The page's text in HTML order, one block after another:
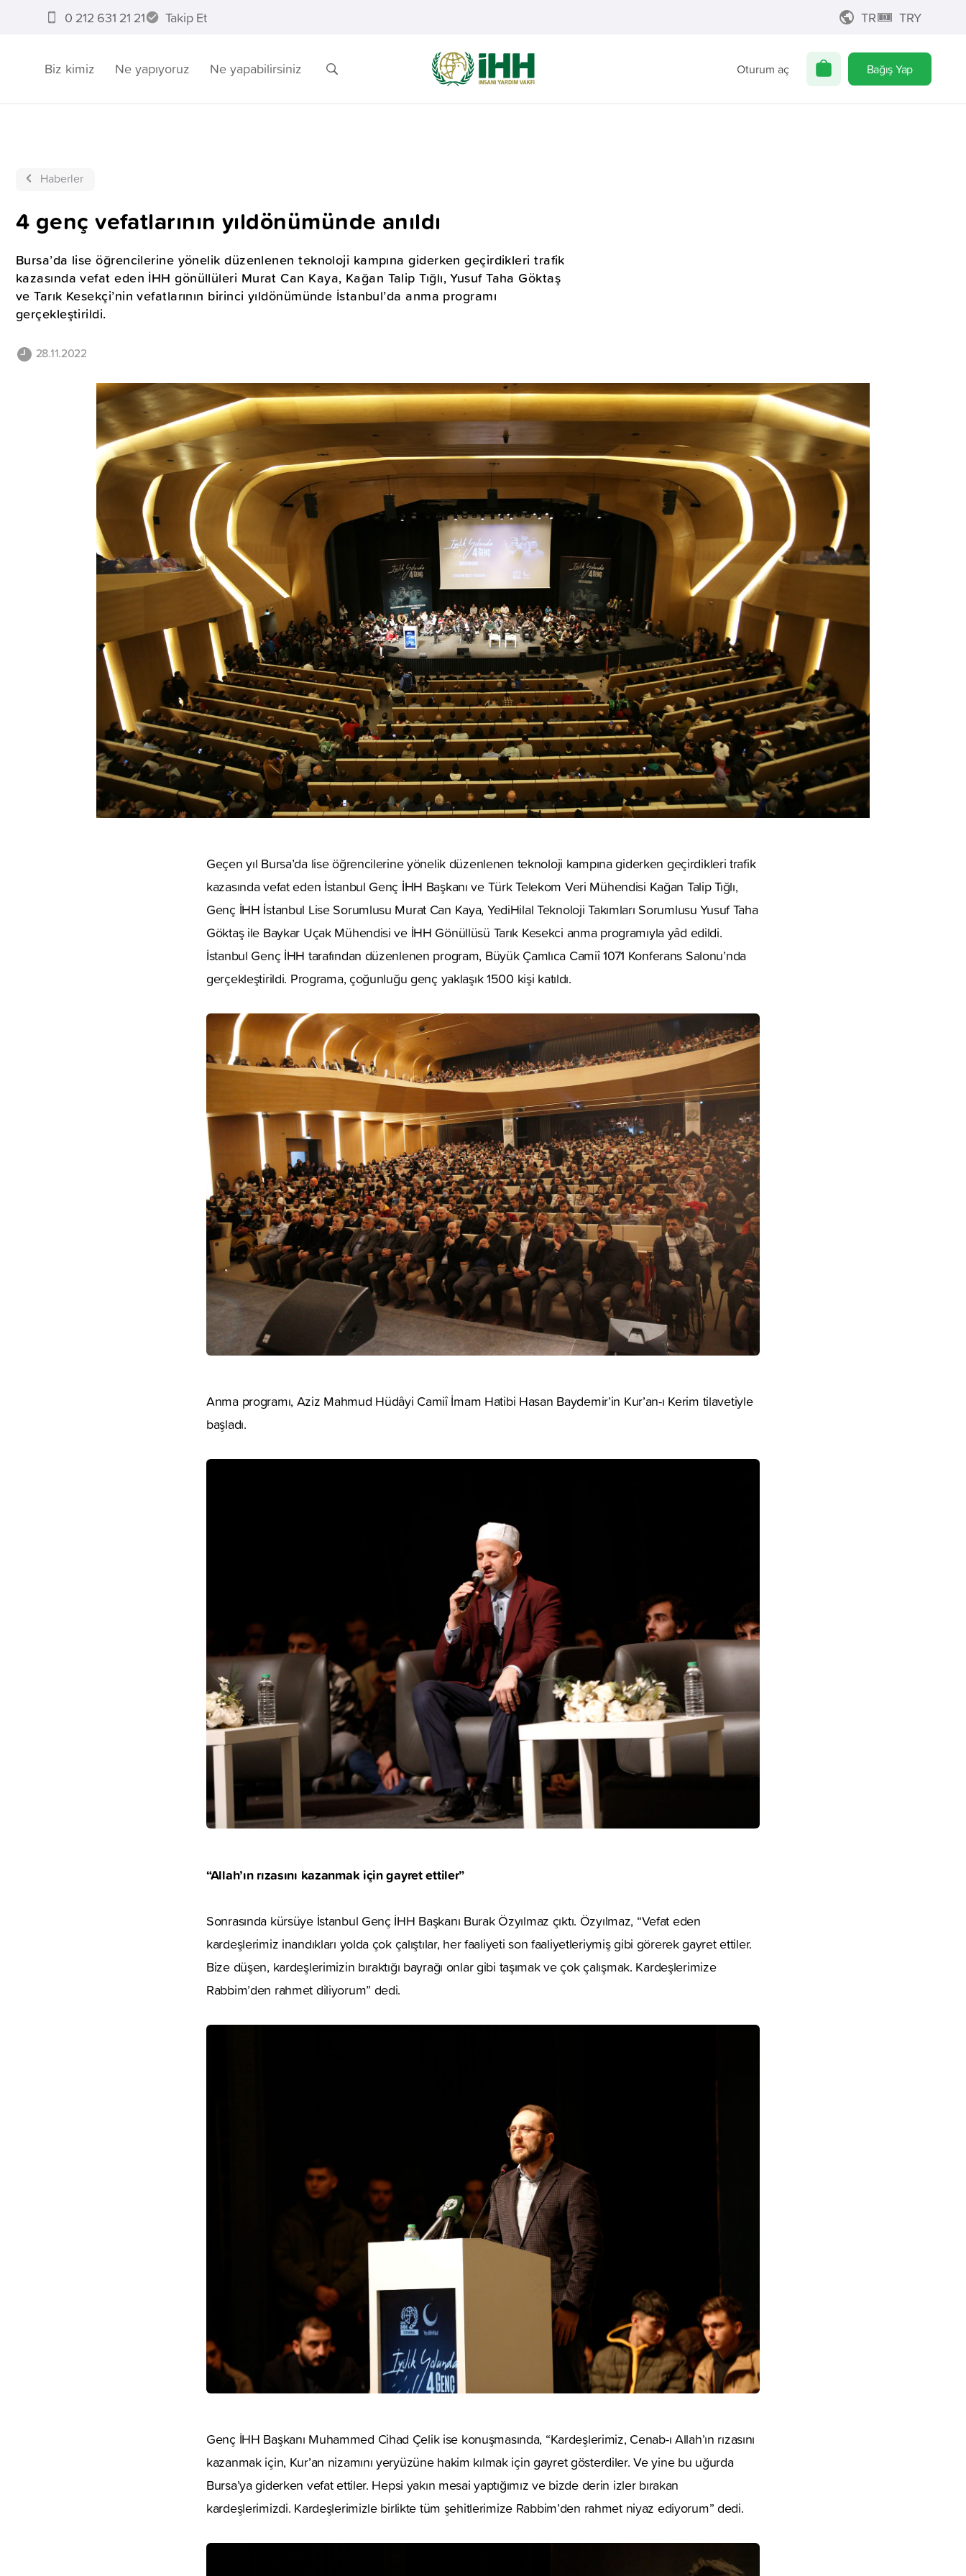
0 212 631 21 21 Takip Et TR TRY
Biz kimiz Ne yapıyoruz Ne yapabilirsiniz Oturum aç Bağış Yap
Haberler
4 genç vefatlarının yıldönümünde anıldı
Bursa’da lise öğrencilerine yönelik düzenlenen teknoloji kampına giderken geçirdikleri trafik
kazasında vefat eden İHH gönüllüleri Murat Can Kaya, Kağan Talip Tığlı, Yusuf Taha Göktaş
ve Tarık Kesekçi’nin vefatlarının birinci yıldönümünde İstanbul’da anma programı
gerçekleştirildi.
28.11.2022
Geçen yıl Bursa’da lise öğrencilerine yönelik düzenlenen teknoloji kampına giderken geçirdikleri trafik
kazasında vefat eden İstanbul Genç İHH Başkanı ve Türk Telekom Veri Mühendisi Kağan Talip Tığlı,
Genç İHH İstanbul Lise Sorumlusu Murat Can Kaya, YediHilal Teknoloji Takımları Sorumlusu Yusuf Taha
Göktaş ile Baykar Uçak Mühendisi ve İHH Gönüllüsü Tarık Kesekci anma programıyla yâd edildi.
İstanbul Genç İHH tarafından düzenlenen program, Büyük Çamlıca Camiî 1071 Konferans Salonu’nda
gerçekleştirildi. Programa, çoğunluğu genç yaklaşık 1500 kişi katıldı.
Anma programı, Aziz Mahmud Hüdâyi Camiî İmam Hatibi Hasan Baydemir’in Kur’an-ı Kerim tilavetiyle
başladı.
“Allah’ın rızasını kazanmak için gayret ettiler”
Sonrasında kürsüye İstanbul Genç İHH Başkanı Burak Özyılmaz çıktı. Özyılmaz, “Vefat eden
kardeşlerimiz inandıkları yolda çok çalıştılar, her faaliyeti son faaliyetleriymiş gibi görerek gayret ettiler.
Bize düşen, kardeşlerimizin bıraktığı bayrağı onlar gibi taşımak ve çok çalışmak. Kardeşlerimize
Rabbim’den rahmet diliyorum” dedi.
Genç İHH Başkanı Muhammed Cihad Çelik ise konuşmasında, “Kardeşlerimiz, Cenab-ı Allah’ın rızasını
kazanmak için, Kur’an nizamını yeryüzüne hakim kılmak için gayret gösterdiler. Ve yine bu uğurda
Bursa’ya giderken vefat ettiler. Hepsi yakın mesai yaptığımız ve bizde derin izler bırakan
kardeşlerimizdi. Kardeşlerimizle birlikte tüm şehitlerimize Rabbim’den rahmet niyaz ediyorum” dedi.